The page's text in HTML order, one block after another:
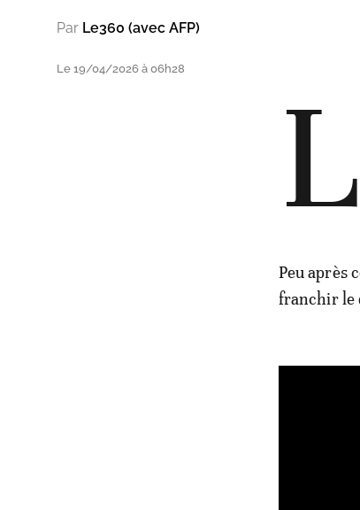
Par Le360 (avec AFP)
Le 19/04/2026 à 06h28
Peu après
franchir le